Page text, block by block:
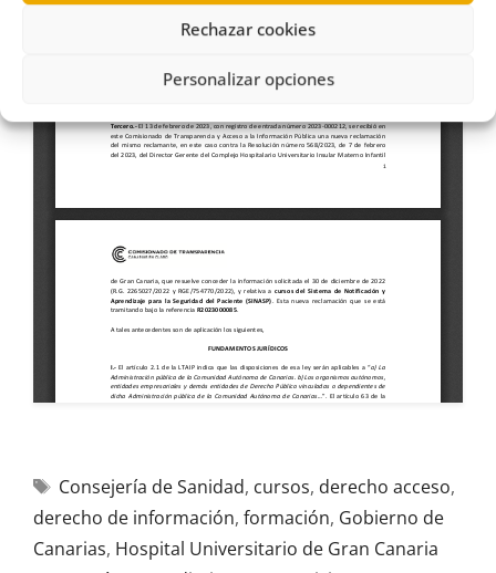
Rechazar cookies
Personalizar opciones
Consejería de Sanidad, cursos, derecho acceso,
derecho de información, formación, Gobierno de
Canarias, Hospital Universitario de Gran Canaria